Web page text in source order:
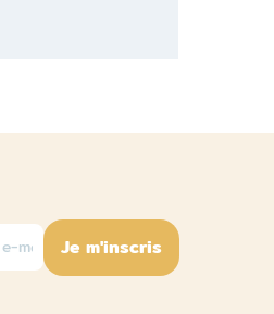
Je m'inscris